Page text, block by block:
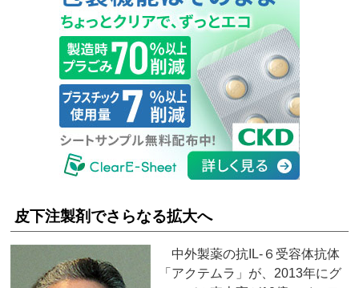
皮下注製剤でさらなる拡大へ
中外製薬の抗IL‐６受容体抗体
「アクテムラ」が、2013年にグ